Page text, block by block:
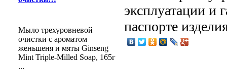
Мыло трехуровневой
очистки с ароматом
женьшеня и мяты Ginseng
Mint Triple-Milled Soap, 165г
...
эксплуатации и
паспорте